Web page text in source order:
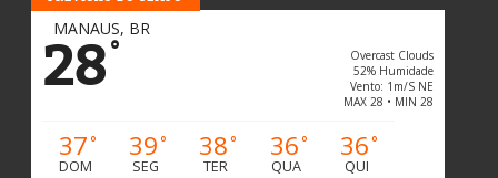
MANAUS, BR
28°
Overcast Clouds
52% Humidade
Vento: 1m/s NE
MAX 28 • MIN 28
37°
DOM
39°
SEG
38°
TER
36°
QUA
36°
QUI